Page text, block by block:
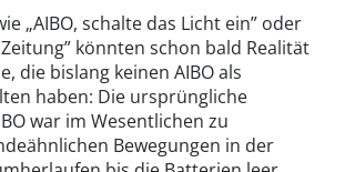
„AIBO, schalte das Licht ein” oder
könnten schon bald Realität
die bislang keinen AIBO als
haben: Die ursprüngliche
war im Wesentlichen zu
Bewegungen in der